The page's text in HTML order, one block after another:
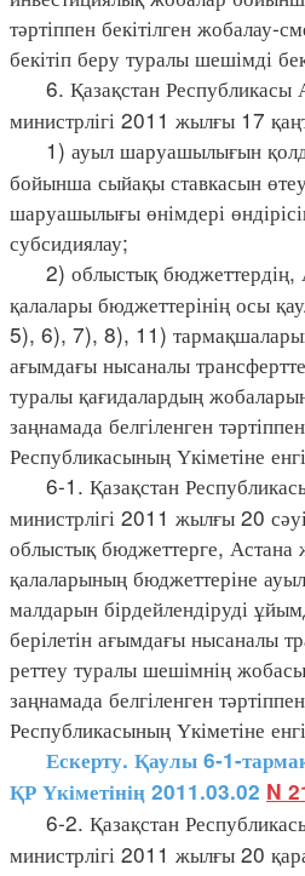
тәртіппен бекітілген жобалау-
бекітіп беру туралы шешімді
6. Қазақстан
министрлігі 2011 жылғы 17
1) ауыл шаруашылығын
бойынша сыйақы ставкасын
шаруашылығы өнімдері
субсидиялау;
2) облыстық бюджеттердің,
қалалары бюджеттерінің осы
5), 6), 7), 8), 11)
ағымдағы нысаналы
туралы қағидалардың
заңнамада белгіленген
Республикасының Үкіметіне
6-1. Қазақстан
министрлігі 2011 жылғы 20
облыстық бюджеттерге,
қалаларының бюджеттеріне
малдарын бірдейлендіруді
берілетін ағымдағы нысаналы
реттеу туралы шешімнің
заңнамада белгіленген
Республикасының Үкіметіне
Ескерту. Қаулы 6-1-
ҚР Үкіметінің 2011.03.02 N
6-2. Қазақстан
министрлігі 2011 жылғы 20